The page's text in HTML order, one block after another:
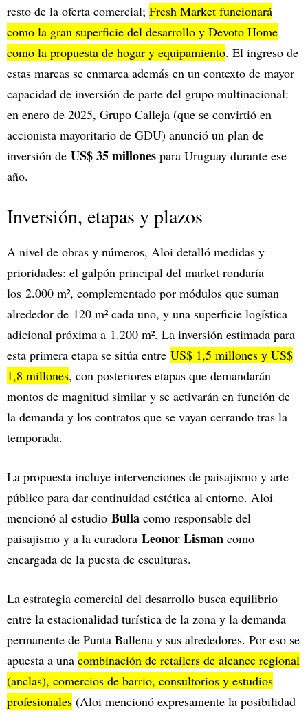
resto de la oferta comercial; Fresh Market funcionará
como la gran superficie del desarrollo y Devoto Home
como la propuesta de hogar y equipamiento. El ingreso de
estas marcas se enmarca además en un contexto de mayor
capacidad de inversión de parte del grupo multinacional:
en enero de 2025, Grupo Calleja (que se convirtió en
accionista mayoritario de GDU) anunció un plan de
inversión de US$ 35 millones para Uruguay durante ese
año.
Inversión, etapas y plazos
A nivel de obras y números, Aloi detalló medidas y
prioridades: el galpón principal del market rondaría
los 2.000 m², complementado por módulos que suman
alrededor de 120 m² cada uno, y una superficie logística
adicional próxima a 1.200 m². La inversión estimada para
esta primera etapa se sitúa entre US$ 1,5 millones y US$
1,8 millones, con posteriores etapas que demandarán
montos de magnitud similar y se activarán en función de
la demanda y los contratos que se vayan cerrando tras la
temporada.
La propuesta incluye intervenciones de paisajismo y arte
público para dar continuidad estética al entorno. Aloi
mencionó al estudio Bulla como responsable del
paisajismo y a la curadora Leonor Lisman como
encargada de la puesta de esculturas.
La estrategia comercial del desarrollo busca equilibrio
entre la estacionalidad turística de la zona y la demanda
permanente de Punta Ballena y sus alrededores. Por eso se
apuesta a una combinación de retailers de alcance regional
(anclas), comercios de barrio, consultorios y estudios
profesionales (Aloi mencionó expresamente la posibilidad